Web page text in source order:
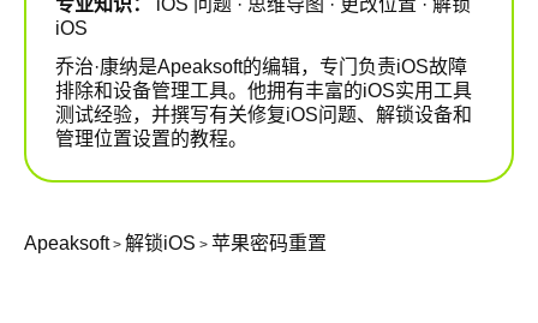
专业知识： iOS 问题 · 思维导图 · 更改位置 · 解锁
iOS
乔治·康纳是Apeaksoft的编辑，专门负责iOS故障
排除和设备管理工具。他拥有丰富的iOS实用工具
测试经验，并撰写有关修复iOS问题、解锁设备和
管理位置设置的教程。
Apeaksoft> 解锁iOS > 苹果密码重置